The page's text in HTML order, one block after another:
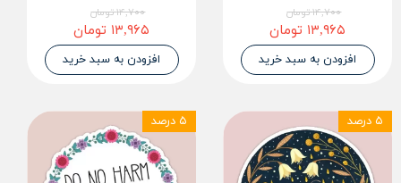
۱۴,۷۰۰ تومان
۱۳,۹۶۵ تومان
افزودن به سبد خرید
۱۴,۷۰۰ تومان
۱۳,۹۶۵ تومان
افزودن به سبد خرید
۵ درصد ۵ درصد